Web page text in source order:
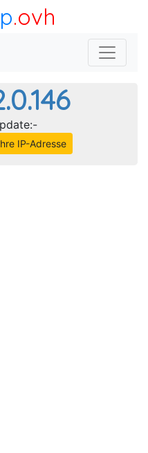
.ovh
IP-Adresse